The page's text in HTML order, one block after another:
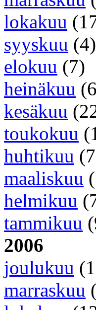
lokakuu
syyskuu (4)
elokuu (7)
heinäkuu
kesäkuu
toukokuu
huhtikuu
maaliskuu
helmikuu
tammikuu
2006
joulukuu
marraskuu